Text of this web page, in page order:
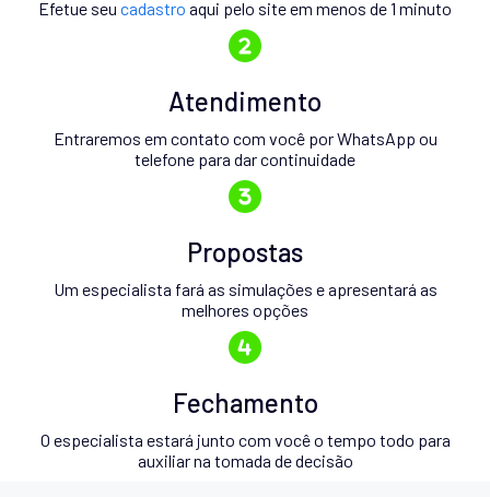
Efetue seu cadastro aqui pelo site em menos de 1 minuto
Atendimento
Entraremos em contato com você por WhatsApp ou
telefone para dar continuidade
Propostas
Um especialista fará as simulações e apresentará as
melhores opções
Fechamento
O especialista estará junto com você o tempo todo para
auxiliar na tomada de decisão